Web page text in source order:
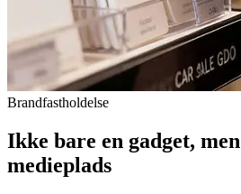
Brandfastholdelse
Ikke bare en gadget,
medieplads